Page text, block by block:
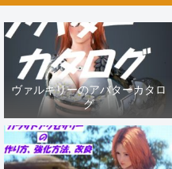
ヴァルキリーのアバターカタロ
グ